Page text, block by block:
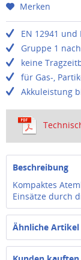
Merken
EN 12941 und
Gruppe 1
keine
für Gas-,
Akkuleistung
Beschreibung
Kompaktes
Einsätze durch
Ähnliche Artikel